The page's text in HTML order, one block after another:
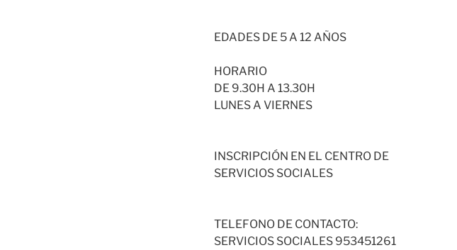
EDADES DE 5 A 12 AÑOS
HORARIO
DE 9.30H A 13.30H
LUNES A VIERNES
INSCRIPCIÓN EN EL CENTRO DE
SERVICIOS SOCIALES
TELEFONO DE CONTACTO:
SERVICIOS SOCIALES 953451261